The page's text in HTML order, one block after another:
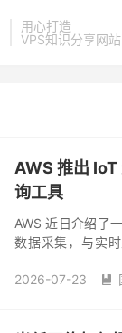
用心打造
VPS知识分享网站
AWS 推出
询工具
AWS 近日介绍了
数据采集，与实
2026-07-23 